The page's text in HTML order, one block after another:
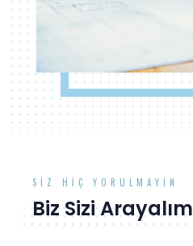
SIZ HIÇ YORULMAYIN
Biz Sizi Arayalım